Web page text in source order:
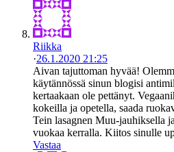
Riikka
·26.1.2020 21:25
Aivan tajuttoman hyvää!
käytännössä sinun blogisi
kertaakaan ole pettänyt.
kokeilla ja opetella, saada
Tein lasagnen Muu-jauhiksella
vuokaa kerralla. Kiitos sinulle
Vastaa